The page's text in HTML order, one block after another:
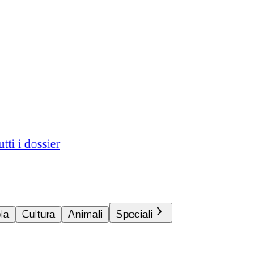
i dossier
Cultura Animali
Speciali